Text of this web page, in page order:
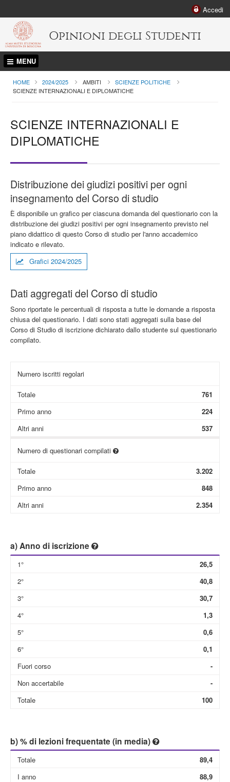
Accedi
Opinioni degli Studenti
MENU
HOME 2024/2025 AMBITI
SCIENZE POLITICHE
CURRENT:
SCIENZE INTERNAZIONALI E DIPLOMATICHE
SCIENZE INTERNAZIONALI E
DIPLOMATICHE
Distribuzione dei giudizi positivi per ogni
insegnamento del Corso di studio
È disponibile un grafico per ciascuna domanda del questionario con la
distribuzione dei giudizi positivi per ogni insegnamento previsto nel
piano didattico di questo Corso di studio per l'anno accademico
indicato e rilevato.
Grafici 2024/2025
Dati aggregati del Corso di studio
Sono riportate le percentuali di risposta a tutte le domande a risposta
chiusa del questionario. I dati sono stati aggregati sulla base del
Corso di Studio di iscrizione dichiarato dallo studente sul questionario
compilato.
Numero iscritti regolari
Totale
761
Primo anno
224
Altri anni
537
Numero di questionari compilati
Totale
3.202
Primo anno
848
Altri anni
2.354
a) Anno di iscrizione
1°
2°
3°
4°
5°
6°
Fuori corso
Non accertabile
Totale
26,5
40,8
30,7
1,3
0,6
0,1
-
-
100
b) % di lezioni frequentate (in media)
Totale
I anno
89,4
88,9